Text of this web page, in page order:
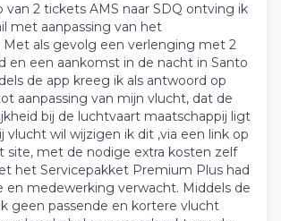
van 2 tickets AMS naar SDQ ontving ik
met aanpassing van het
Met als gevolg een verlenging met 2
en een aankomst in de nacht in Santo
de app kreeg ik als antwoord op
aanpassing van mijn vlucht, dat de
bij de luchtvaart maatschappij ligt
vlucht wil wijzigen ik dit ,via een link op
site, met de nodige extra kosten zelf
het Servicepakket Premium Plus had
en medewerking verwacht. Middels de
geen passende en kortere vlucht